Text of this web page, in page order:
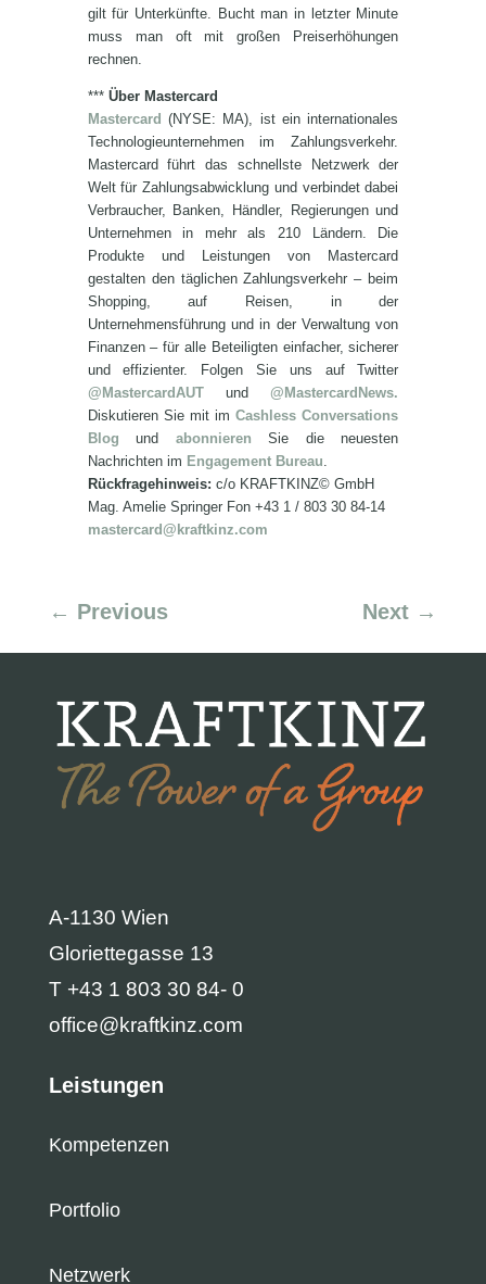
gilt für Unterkünfte. Bucht man in letzter Minute
muss man oft mit großen Preiserhöhungen
rechnen.
*** Über Mastercard
Mastercard (NYSE: MA), ist ein internationales
Technologieunternehmen im Zahlungsverkehr.
Mastercard führt das schnellste Netzwerk der
Welt für Zahlungsabwicklung und verbindet dabei
Verbraucher, Banken, Händler, Regierungen und
Unternehmen in mehr als 210 Ländern. Die
Produkte und Leistungen von Mastercard
gestalten den täglichen Zahlungsverkehr – beim
Shopping, auf Reisen, in der
Unternehmensführung und in der Verwaltung von
Finanzen – für alle Beteiligten einfacher, sicherer
und effizienter. Folgen Sie uns auf Twitter
@MastercardAUTund@MastercardNews.
Diskutieren Sie mit imCashless Conversations
Blog und abonnieren Sie die neuesten
Nachrichten im Engagement Bureau.
Rückfragehinweis: c/o KRAFTKINZ© GmbH
Mag. Amelie Springer Fon +43 1 / 803 30 84-14
mastercard@kraftkinz.com
← Previous Next →
A-1130 Wien
Gloriettegasse 13
T +43 1 803 30 84- 0
office@kraftkinz.com
Leistungen
Kompetenzen
Portfolio
Netzwerk